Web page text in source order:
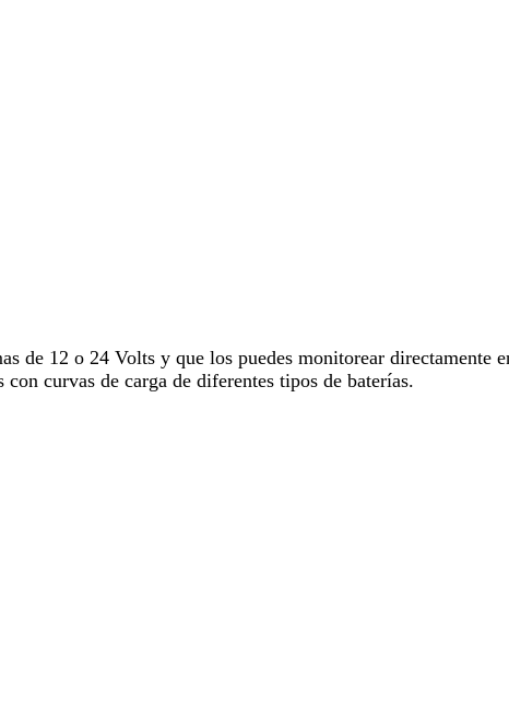
de 12 o 24 Volts y que los puedes monitorear directamente
curvas de carga de diferentes tipos de baterías.